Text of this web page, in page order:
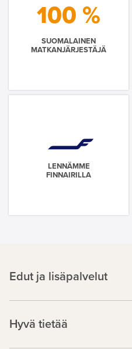
100 %
SUOMALAINEN
MATKANJÄRJESTÄJÄ
LENNÄMME
FINNAIRILLA
Edut ja lisäpalvelut
Hyvä tietää